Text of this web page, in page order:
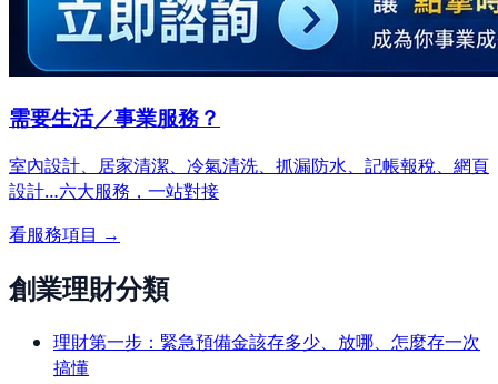
需要生活／事業服務？
室內設計、居家清潔、冷氣清洗、抓漏防水、記帳報稅、網頁
設計…六大服務，一站對接
看服務項目 →
創業理財分類
理財第一步：緊急預備金該存多少、放哪、怎麼存一次
搞懂